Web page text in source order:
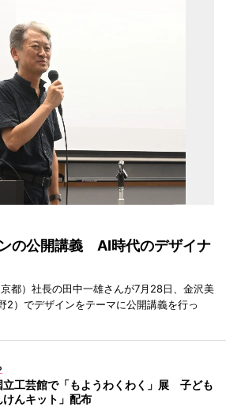
の公開講義 AI時代のデザイナ
京都）社長の田中一雄さんが7月28日、金沢美
2）でデザインをテーマに公開講義を行っ
立工芸館で「もようわくわく」展 子ども
けんキット」配布